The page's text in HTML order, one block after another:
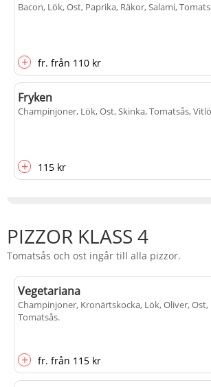
Bacon, Lök, Ost, Paprika, Räkor, Salami,
+ fr. från 110 kr
Fryken
Champinjoner, Lök, Ost, Skinka, Tomatsås,
+ 115 kr
PIZZOR KLASS 4
Tomatsås och ost ingår till alla pizzor.
Vegetariana
Champinjoner, Kronärtskocka, Lök, Oliver, Ost,
Tomatsås.
+ fr. från 115 kr